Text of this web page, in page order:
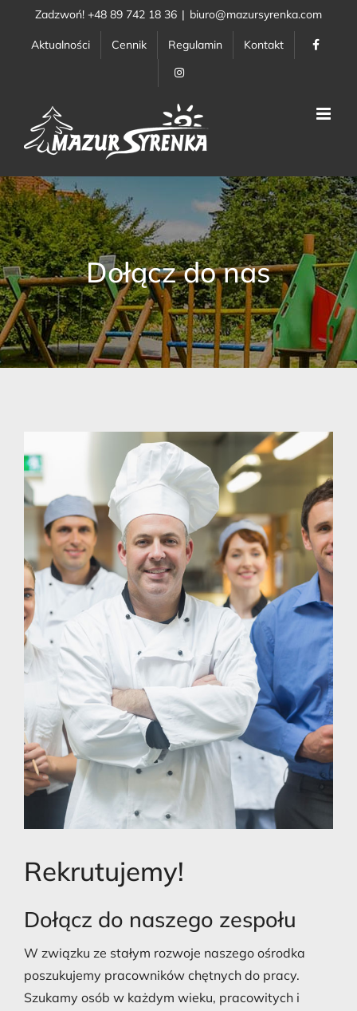
PrzejdźZadzwoń! +48 89 742 18 36 | biuro@mazursyrenka.com
Aktualności Cennik Regulamin Kontakt
Dołącz do nas
Rekrutujemy!
Dołącz do naszego zespołu
W związku ze stałym rozwoje naszego ośrodka
poszukujemy pracowników chętnych do pracy.
Szukamy osób w każdym wieku, pracowitych i